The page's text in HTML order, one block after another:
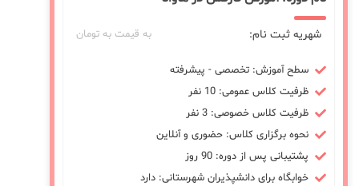
شهریه ثبت نام: به قیمت به تومان
سطح آموزش: تخصصی - پیشرفته
ظرفیت کلاس عمومی: 10 نفر
ظرفیت کلاس خصوصی: 3 نفر
نحوه برگزاری کلاس: حضوری و آنلاین
پشتیبانی پس از دوره: 90 روز
خوابگاه برای دانشپذیران شهرستانی: دارد